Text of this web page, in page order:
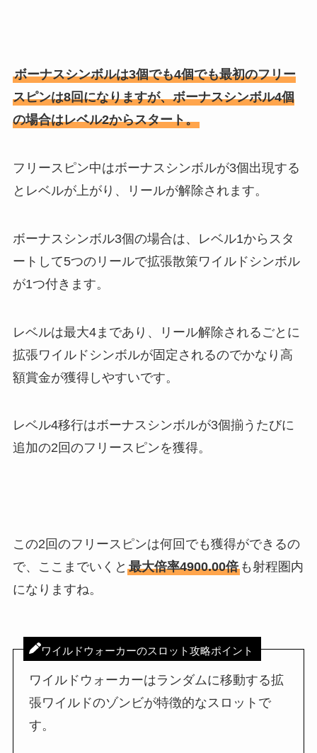
ボーナスシンボルは3個でも4個でも最初のフリー
スピンは8回になりますが、ボーナスシンボル4個
の場合はレベル2からスタート。
フリースピン中はボーナスシンボルが3個出現する
とレベルが上がり、リールが解除されます。
ボーナスシンボル3個の場合は、レベル1からスタ
ートして5つのリールで拡張散策ワイルドシンボル
が1つ付きます。
レベルは最大4まであり、リール解除されるごとに
拡張ワイルドシンボルが固定されるのでかなり高
額賞金が獲得しやすいです。
レベル4移行はボーナスシンボルが3個揃うたびに
追加の2回のフリースピンを獲得。
この2回のフリースピンは何回でも獲得ができるの
で、ここまでいくと 最大倍率4900.00倍も射程圏内
になりますね。
ワイルドウォーカーのスロット攻略ポイント
ワイルドウォーカーはランダムに移動する拡
張ワイルドのゾンビが特徴的なスロットで
す。